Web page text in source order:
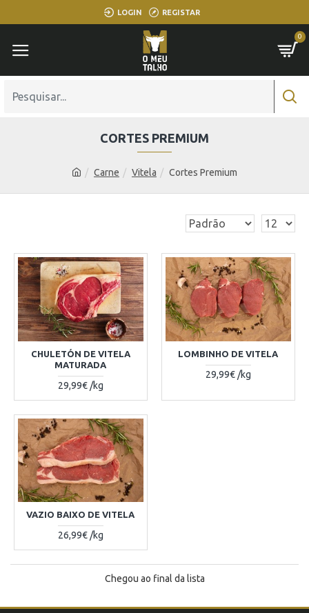
LOGIN REGISTAR
0
Carne Vitela Cortes Premium
CORTES PREMIUM
CHULETÓN DE VITELA
MATURADA
29,99€ /kg
LOMBINHO DE VITELA
29,99€ /kg
VAZIO BAIXO DE VITELA
26,99€ /kg
Chegou ao final da lista